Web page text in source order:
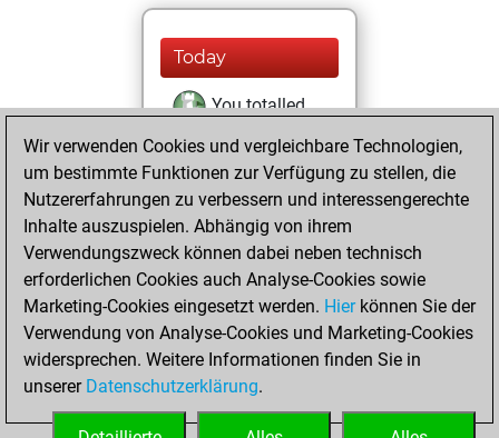
Today
You totalled
91052 tactics
positions
Tactics
You solved
75915 tactics
positions
You achieved
an Elo of 2571 in
tactics positions
You are ranked
Solving
Wir verwenden Cookies und vergleichbare Technologien,
um bestimmte Funktionen zur Verfügung zu stellen, die
Nutzererfahrungen zu verbessern und interessengerechte
Inhalte auszuspielen. Abhängig von ihrem
Verwendungszweck können dabei neben technisch
erforderlichen Cookies auch Analyse-Cookies sowie
Marketing-Cookies eingesetzt werden. Hierkönnen Sie der
Verwendung von Analyse-Cookies und Marketing-Cookies
widersprechen. Weitere Informationen finden Sie in
unserer Datenschutzerklärung.